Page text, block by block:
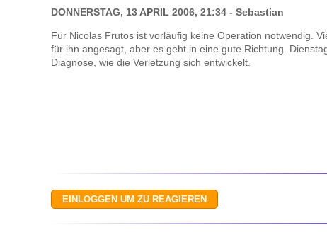
DONNERSTAG, 13 APRIL 2006, 21:34 - Sebastian
Für Nicolas Frutos ist vorläufig keine Operation notwendig.
für ihn angesagt, aber es geht in eine gute Richtung.
Diagnose, wie die Verletzung sich entwickelt.